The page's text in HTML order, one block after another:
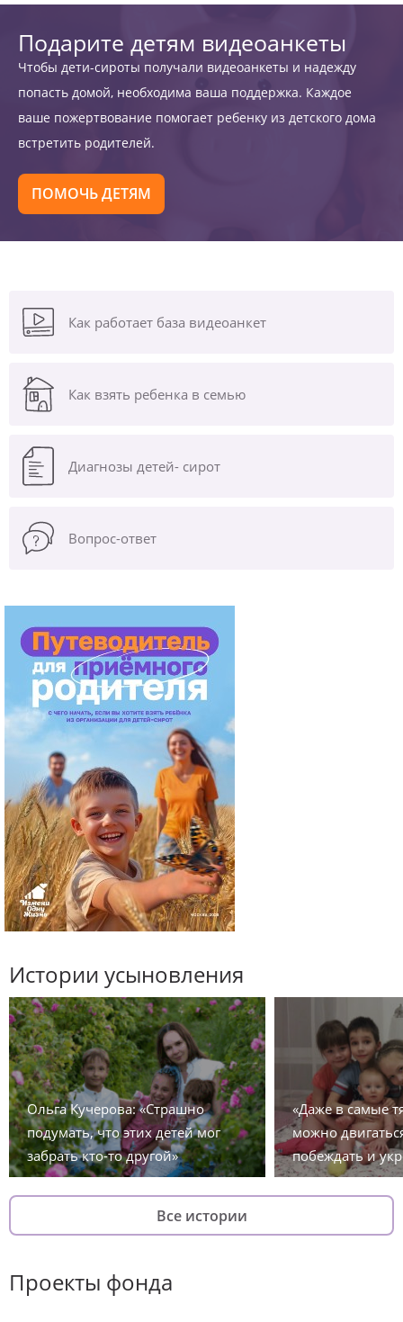
Подарите детям видеоанкеты
Чтобы дети-сироты получали видеоанкеты и надежду
попасть домой, необходима ваша поддержка. Каждое
ваше пожертвование помогает ребенку из детского дома
встретить родителей.
ПОМОЧЬ ДЕТЯМ
Как работает база видеоанкет
Как взять ребенка в семью
Диагнозы детей- сирот
Вопрос-ответ
Истории усыновления
Ольга Кучерова: «Страшно
подумать, что этих детей мог
забрать кто-то другой»
«Даже в самые
можно
побеждать и
Все истории
Проекты фонда